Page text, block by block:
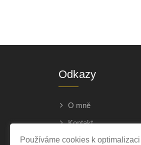
Odkazy
O mně
Kontakt
Ochrana osobních
Používáme cookies k